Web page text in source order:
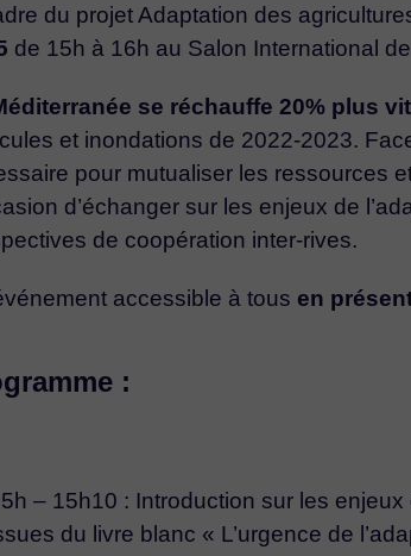
du projet Adaptation des
de 15h à 16h au Salon International
se réchauffe 20% plus
et inondations de 2022-2023.
pour mutualiser les ressources
d’échanger sur les enjeux de
de coopération inter-rives.
accessible à tous en
:
– 15h10 : Introduction sur les
du livre blanc « L’urgence de